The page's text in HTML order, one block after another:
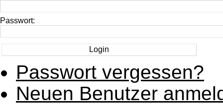
Passwort:
Passwort vergessen?
Neuen Benutzer